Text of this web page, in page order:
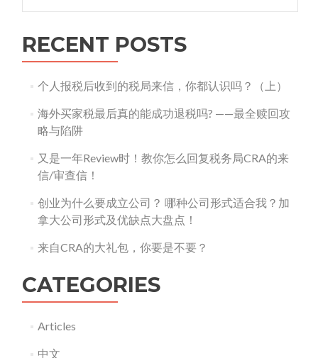
RECENT POSTS
个人报税后收到的税局来信，你都认识吗？（上）
海外买家税最后真的能成功退税吗? ——最全赎回攻
略与陷阱
又是一年Review时！教你怎么回复税务局CRA的来
信/审查信！
创业为什么要成立公司？ 哪种公司形式适合我？加
拿大公司形式及优缺点大盘点！
来自CRA的大礼包，你要是不要？
CATEGORIES
Articles
中文